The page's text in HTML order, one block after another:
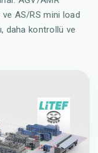
AS/RS mini load
daha kontrollü ve